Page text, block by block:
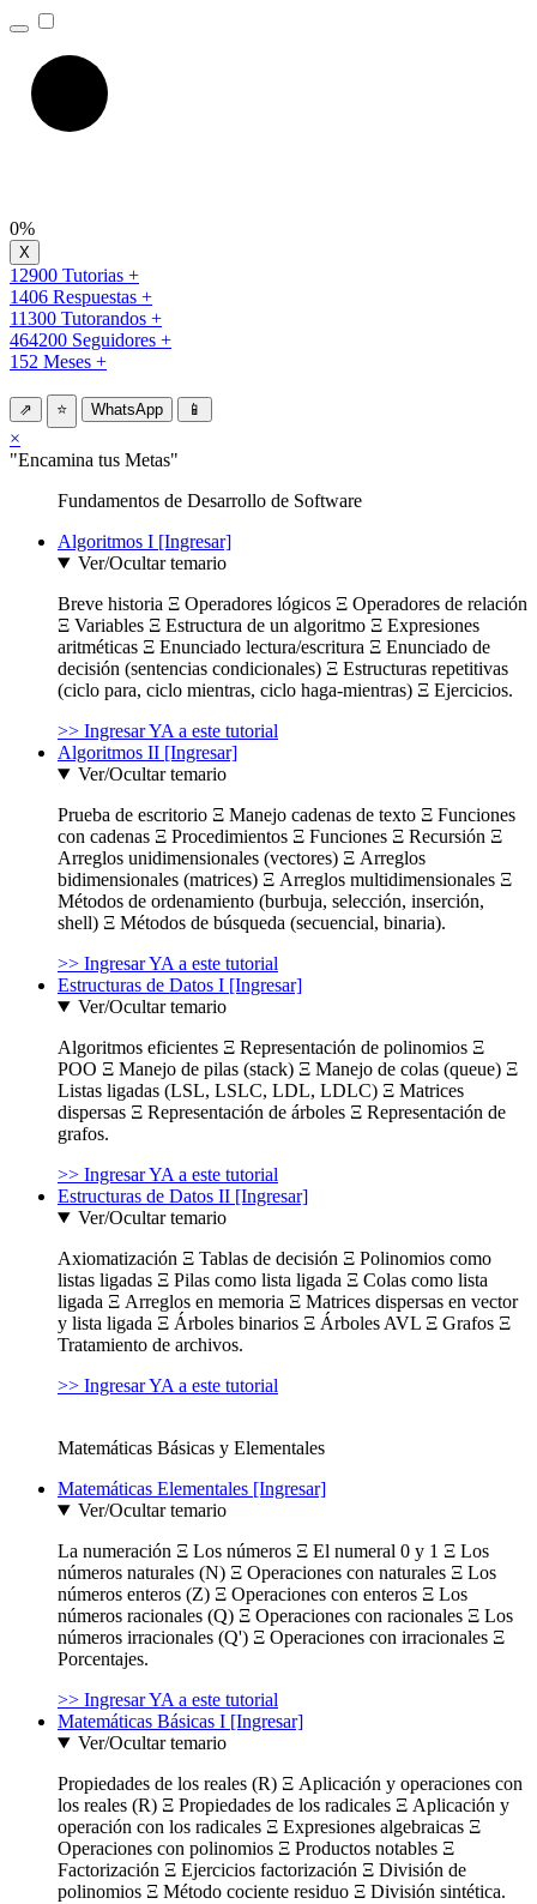
0%
12900 Tutorias +
1406 Respuestas +
11300 Tutorandos +
464200 Seguidores +
152 Meses +
⇗ ⭐ WhatsApp 📱
×
"Encamina tus Metas"
Fundamentos de Desarrollo de Software
Algoritmos I [Ingresar]
Ver/Ocultar temario
Breve historia Ξ Operadores lógicos Ξ Operadores de relación
Ξ Variables Ξ Estructura de un algoritmo Ξ Expresiones
aritméticas Ξ Enunciado lectura/escritura Ξ Enunciado de
decisión (sentencias condicionales) Ξ Estructuras repetitivas
(ciclo para, ciclo mientras, ciclo haga-mientras) Ξ Ejercicios.
>> Ingresar YA a este tutorial
Algoritmos II [Ingresar]
Ver/Ocultar temario
Prueba de escritorio Ξ Manejo cadenas de texto Ξ Funciones
con cadenas Ξ Procedimientos Ξ Funciones Ξ Recursión Ξ
Arreglos unidimensionales (vectores) Ξ Arreglos
bidimensionales (matrices) Ξ Arreglos multidimensionales Ξ
Métodos de ordenamiento (burbuja, selección, inserción,
shell) Ξ Métodos de búsqueda (secuencial, binaria).
>> Ingresar YA a este tutorial
Estructuras de Datos I [Ingresar]
Ver/Ocultar temario
Algoritmos eficientes Ξ Representación de polinomios Ξ
POO Ξ Manejo de pilas (stack) Ξ Manejo de colas (queue) Ξ
Listas ligadas (LSL, LSLC, LDL, LDLC) Ξ Matrices
dispersas Ξ Representación de árboles Ξ Representación de
grafos.
>> Ingresar YA a este tutorial
Estructuras de Datos II [Ingresar]
Ver/Ocultar temario
Axiomatización Ξ Tablas de decisión Ξ Polinomios como
listas ligadas Ξ Pilas como lista ligada Ξ Colas como lista
ligada Ξ Arreglos en memoria Ξ Matrices dispersas en vector
y lista ligada Ξ Árboles binarios Ξ Árboles AVL Ξ Grafos Ξ
Tratamiento de archivos.
>> Ingresar YA a este tutorial
Matemáticas Básicas y Elementales
Matemáticas Elementales [Ingresar]
Ver/Ocultar temario
La numeración Ξ Los números Ξ El numeral 0 y 1 Ξ Los
números naturales (N) Ξ Operaciones con naturales Ξ Los
números enteros (Z) Ξ Operaciones con enteros Ξ Los
números racionales (Q) Ξ Operaciones con racionales Ξ Los
números irracionales (Q') Ξ Operaciones con irracionales Ξ
Porcentajes.
>> Ingresar YA a este tutorial
Matemáticas Básicas I [Ingresar]
Ver/Ocultar temario
Propiedades de los reales (R) Ξ Aplicación y operaciones con
los reales (R) Ξ Propiedades de los radicales Ξ Aplicación y
operación con los radicales Ξ Expresiones algebraicas Ξ
Operaciones con polinomios Ξ Productos notables Ξ
Factorización Ξ Ejercicios factorización Ξ División de
polinomios Ξ Método cociente residuo Ξ División sintética.